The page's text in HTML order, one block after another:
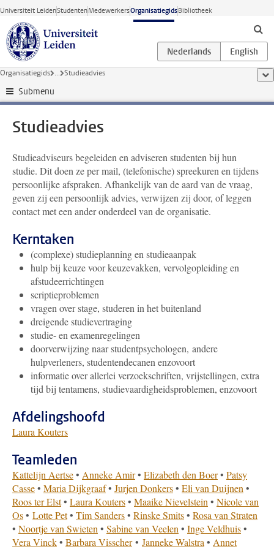
Ga direct naar de inhoud
Universiteit LeidenStudentenMedewerkersOrganisatiegidsBibliotheek
Organisatiegids ... Studieadvies
Submenu
Studieadvies
Studieadviseurs begeleiden en adviseren studenten bij hun
studie. Dit doen ze per mail, (telefonische) spreekuren en tijdens
persoonlijke afspraken. Afhankelijk van de aard van de vraag,
geven zij een persoonlijk advies, verwijzen zij door, of leggen
contact met een ander onderdeel van de organisatie.
Kerntaken
(complexe) studieplanning en studieaanpak
hulp bij keuze voor keuzevakken, vervolgopleiding en
afstudeerrichtingen
scriptieproblemen
vragen over stage, studeren in het buitenland
dreigende studievertraging
studie- en examenregelingen
doorverwijzing naar studentpsychologen, andere
hulpverleners, studentendecanen enzovoort
informatie over allerlei verzoekschriften, vrijstellingen, extra
tijd bij tentamens, studievaardigheidsproblemen, enzovoort
Afdelingshoofd
Laura Kouters
Teamleden
Kattelijn Aertse• Anneke Amir• Elizabeth den Boer• Patsy
Casse• Maria Dijkgraaf• Jurjen Donkers• Eli van Duijnen •
Roos ter Elst• Laura Kouters• Maaike Nievelstein • Nicole van
Os• Lotte Pet• Tim Sanders• Rinske Smits• Rosa van Straten
• Noortje van Swieten • Sabine van Veelen • Inge Veldhuis•
Vera Vinck• Barbara Visscher • Janneke Walstra • Annet